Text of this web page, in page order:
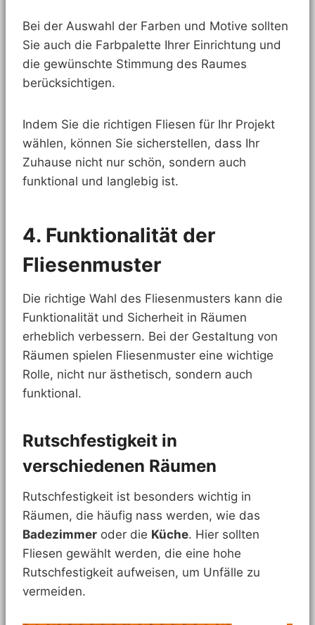
Bei der Auswahl der Farben und Motive sollten
Sie auch die Farbpalette Ihrer Einrichtung und
die gewünschte Stimmung des Raumes
berücksichtigen.
Indem Sie die richtigen Fliesen für Ihr Projekt
wählen, können Sie sicherstellen, dass Ihr
Zuhause nicht nur schön, sondern auch
funktional und langlebig ist.
4. Funktionalität der
Fliesenmuster
Die richtige Wahl des Fliesenmusters kann die
Funktionalität und Sicherheit in Räumen
erheblich verbessern. Bei der Gestaltung von
Räumen spielen Fliesenmuster eine wichtige
Rolle, nicht nur ästhetisch, sondern auch
funktional.
Rutschfestigkeit in
verschiedenen Räumen
Rutschfestigkeit ist besonders wichtig in
Räumen, die häufig nass werden, wie das
Badezimmer oder die Küche. Hier sollten
Fliesen gewählt werden, die eine hohe
Rutschfestigkeit aufweisen, um Unfälle zu
vermeiden.